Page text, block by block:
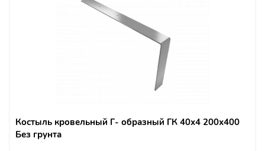
Костыль кровельный Г- образный ГК 40х4 200х400
Без грунта